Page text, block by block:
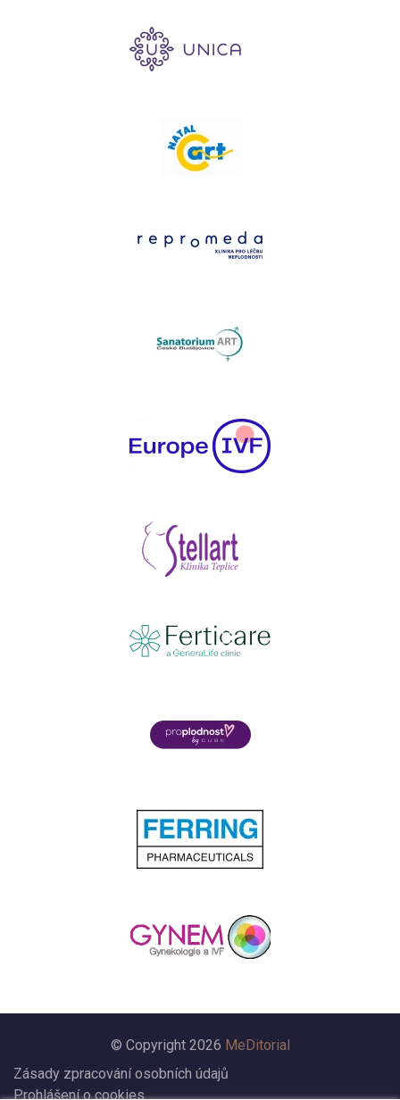
© Copyright 2026 MeDitorial
Zásady zpracování osobních údajů
Prohlášení o cookies